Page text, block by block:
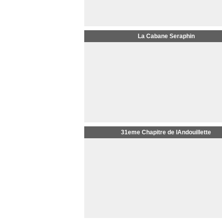
La Cabane Seraphin
31eme Chapitre de lAndouillette